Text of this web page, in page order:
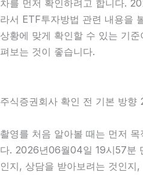
차를 먼저 확인하려고 합니다.
라서 ETF투자방법 관련 내용을
상황에 맞게 확인할 수 있는 기
펴보는 것이 좋습니다.
주식증권회사 확인 전 기본 방
촬영를 처음 알아볼 때는 먼저
다. 2026년06월04일 19시57분
인지, 상담을 받아보려는 것인지